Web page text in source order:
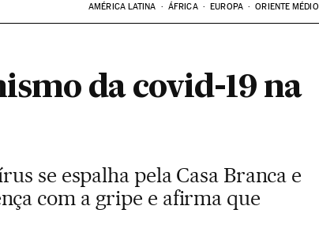
AMÉRICA LATINA ÁFRICA EUROPA ORIENTE MÉDIO
da covid-19 na
se espalha pela Casa Branca e
com a gripe e afirma que